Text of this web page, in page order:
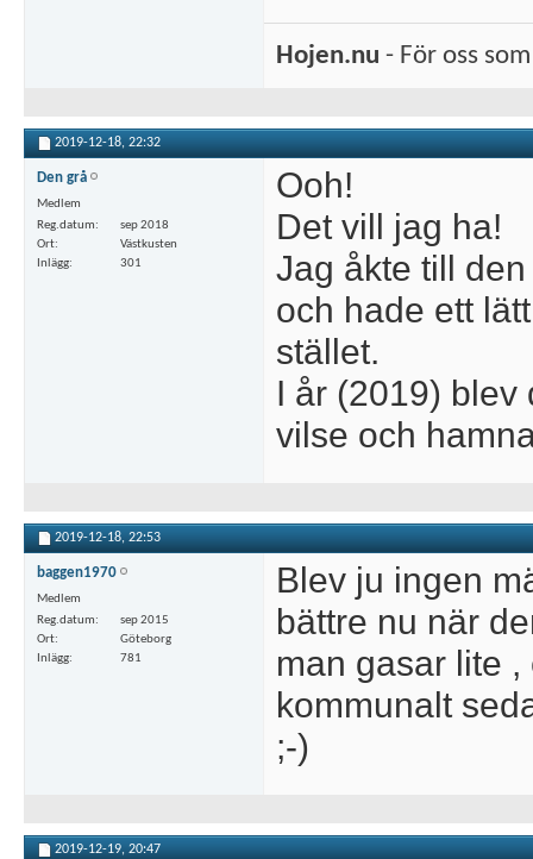
Hojen.nu - För oss
2019-12-18, 22:32
Den grå
Medlem
Reg.datum
sep 2018
Ort
Västkusten
Inlägg
301
Ooh!
Det vill jag ha!
Jag åkte till
och hade ett
stället.
I år (2019) blev
vilse och
2019-12-18, 22:53
baggen1970
Medlem
Reg.datum
sep 2015
Ort
Göteborg
Inlägg
781
Blev ju ingen
bättre nu när
man gasar lite
kommunalt
;-)
2019-12-19, 20:47